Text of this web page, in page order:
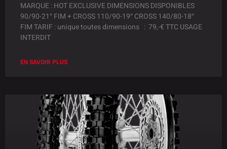
MARQUE : HOT EXCLUSIVE DIMENSIONS DISPONIBLES
90/90-21″ FIM + CROSS 110/90-19″ CROSS 140/80-18″
FIM TARIF : unique toutes dimensions : 79,-€ TTC USAGE
INTERDIT
EN SAVOIR PLUS